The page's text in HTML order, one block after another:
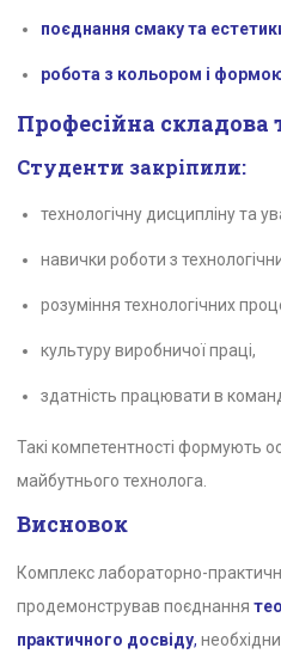
поєднання смаку та
робота з кольором і
Професійна складова
Студенти закріпили:
технологічну дисципліну та
навички роботи з
розуміння технологічних
культуру виробничої праці,
здатність працювати в
Такі компетентності формують
майбутнього технолога.
Висновок
Комплекс лабораторно-
продемонстрував поєднання
практичного досвіду,